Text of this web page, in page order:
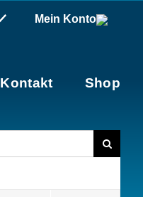
Mein Konto
Kontakt Shop